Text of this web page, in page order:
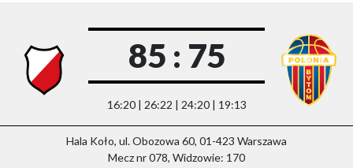
85 : 75
16:20 | 26:22 | 24:20 | 19:13
Hala Koło, ul. Obozowa 60, 01-423 Warszawa
Mecz nr 078, Widzowie: 170